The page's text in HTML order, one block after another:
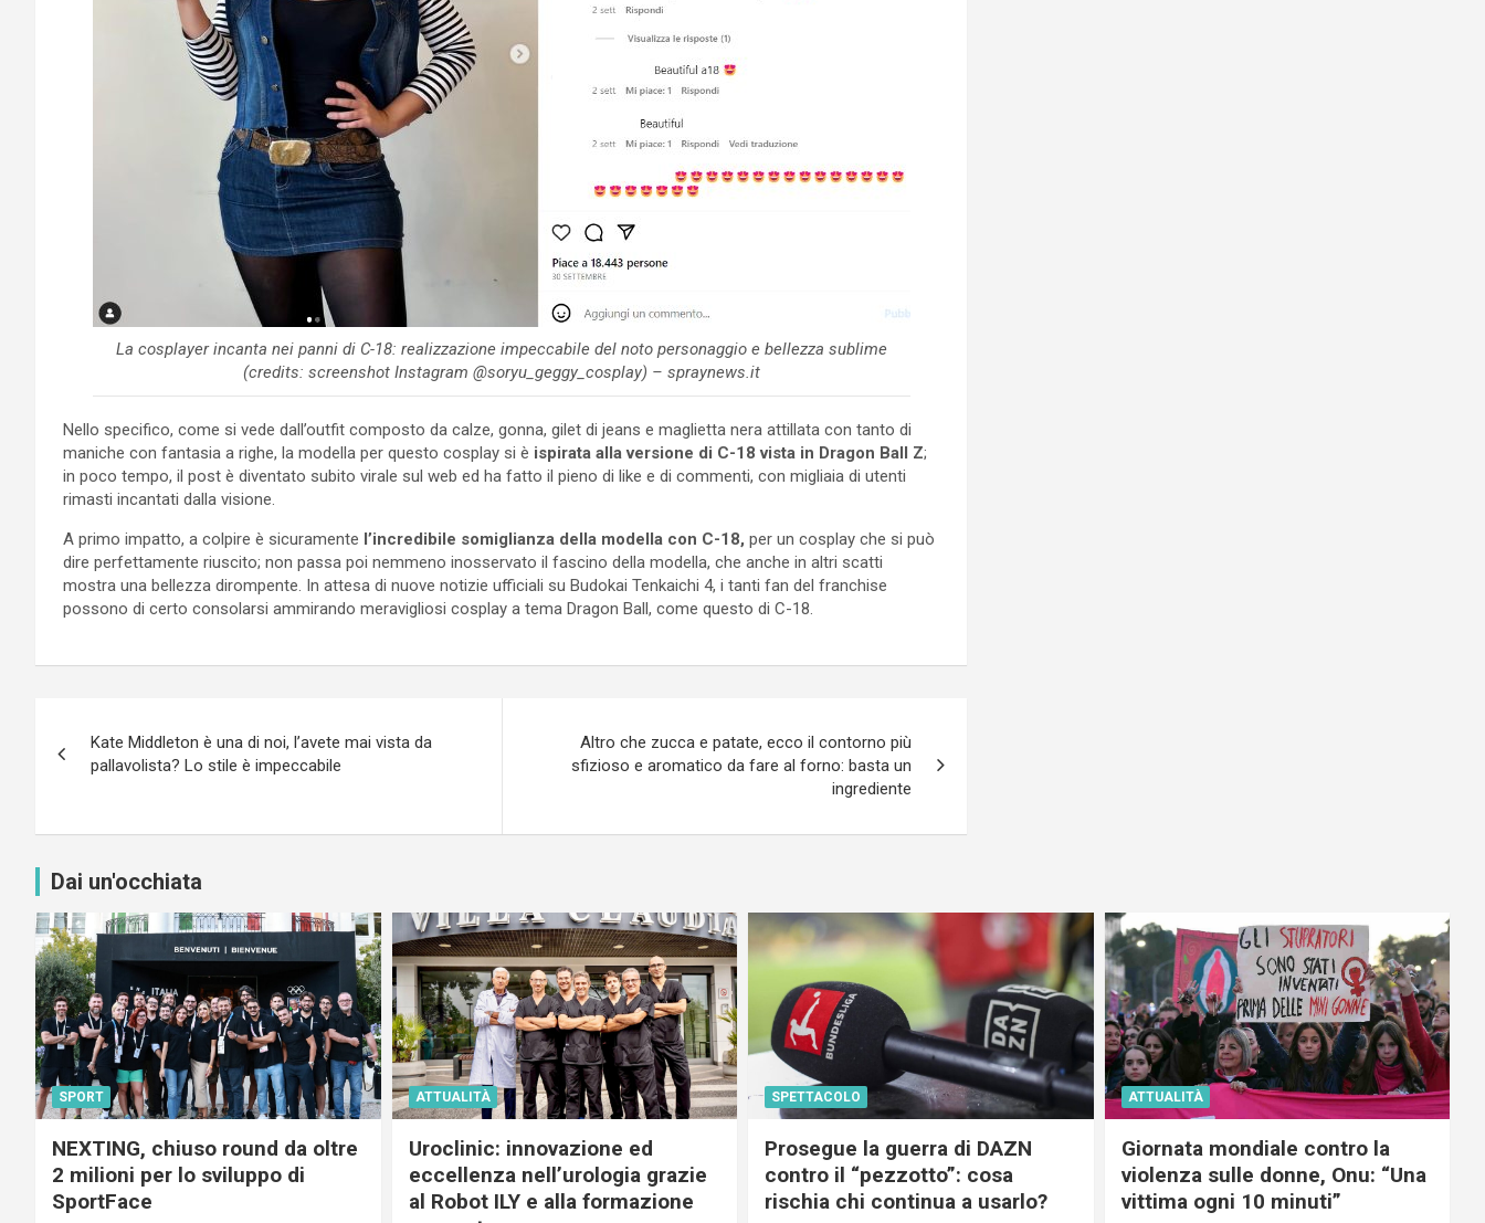
La cosplayer incanta nei panni di C-18: realizzazione impeccabile del noto personaggio e bellezza sublime
(credits: screenshot Instagram @soryu_geggy_cosplay) – spraynews.it
Nello specifico, come si vede dall’outfit composto da calze, gonna, gilet di jeans e maglietta nera attillata con tanto di
maniche con fantasia a righe, la modella per questo cosplay si è ispirata alla versione di C-18 vista in Dragon Ball Z;
in poco tempo, il post è diventato subito virale sul web ed ha fatto il pieno di like e di commenti, con migliaia di utenti
rimasti incantati dalla visione.
A primo impatto, a colpire è sicuramente l’incredibile somiglianza della modella con C-18, per un cosplay che si può
dire perfettamente riuscito; non passa poi nemmeno inosservato il fascino della modella, che anche in altri scatti
mostra una bellezza dirompente. In attesa di nuove notizie ufficiali su Budokai Tenkaichi 4, i tanti fan del franchise
possono di certo consolarsi ammirando meravigliosi cosplay a tema Dragon Ball, come questo di C-18.
articoli
Kate Middleton è una di noi, l’avete mai vista da
pallavolista? Lo stile è impeccabile
Altro che zucca e patate, ecco il contorno più
sfizioso e aromatico da fare al forno: basta un
ingrediente
Dai un'occhiata
SPORT
NEXTING, chiuso round da oltre
2 milioni per lo sviluppo di
SportFace
ATTUALITÀ
Uroclinic: innovazione ed
eccellenza nell’urologia grazie
al Robot ILY e alla formazione
SPETTACOLO
Prosegue la guerra di DAZN
contro il “pezzotto”: cosa
rischia chi continua a usarlo?
ATTUALITÀ
Giornata mondiale contro la
violenza sulle donne, Onu: “Una
vittima ogni 10 minuti”